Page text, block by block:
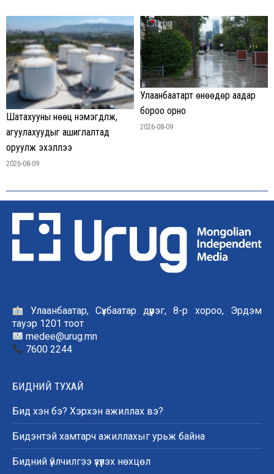
Шатахууны нөөц нэмэгдүүлж,
агуулахуудыг ашиглалтад
оруулж эхэллээ
2026-08-09
Улаанбаатарт өнөөдөр аадар
бороо орно
2026-08-09
Улаанбаатар, Сүхбаатар дүүрэг, 8-р хороо, Эрдэм
тауэр 1201 тоот
medee@urug.mn
7600 2244
БИДНИЙ ТУХАЙ
Бид хэн бэ? Хэрхэн ажиллах вэ?
Бидэнтэй хамтарч ажиллахыг урьж байна
Бидний үйлчилгээ үзүүлэх нөхцөл